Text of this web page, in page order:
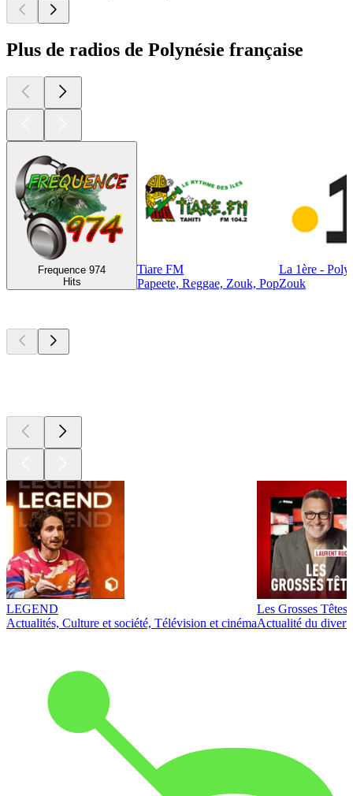
Plus de radios de Polynésie française
Frequence 974
Hits
Tiare FM
Papeete, Reggae, Zouk, Pop
La 1ère -
Zouk
LEGEND
Actualités, Culture et société, Télévision et cinéma
Les Grosses Têtes
Actualité du